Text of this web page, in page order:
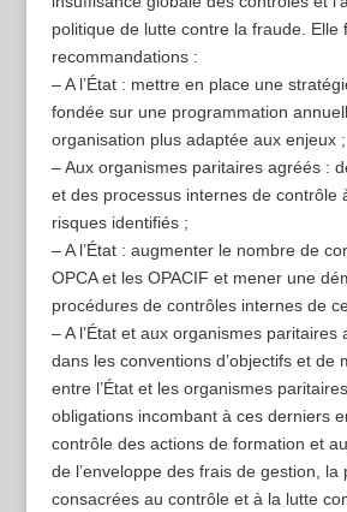
politique de lutte contre la fraude. Elle
recommandations :
– A l’État : mettre en place une
fondée sur une programmation
organisation plus adaptée aux enjeux ;
– Aux organismes paritaires agréés :
et des processus internes de contrôle
risques identifiés ;
– A l’État : augmenter le nombre de
OPCA et les OPACIF et mener une
procédures de contrôles internes de
– A l’État et aux organismes paritaires
dans les conventions d’objectifs et de
entre l’État et les organismes
obligations incombant à ces derniers
contrôle des actions de formation et
de l’enveloppe des frais de gestion, la
consacrées au contrôle et à la lutte